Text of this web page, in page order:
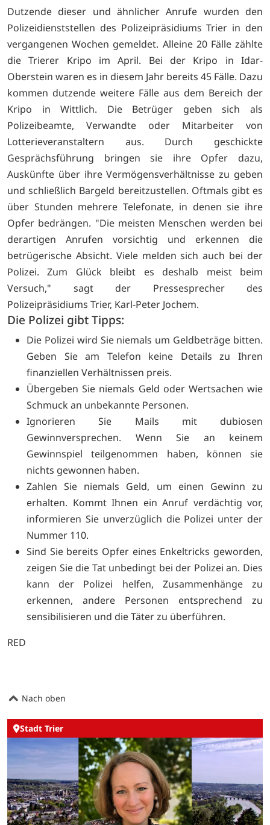
Dutzende dieser und ähnlicher Anrufe wurden den
Polizeidienststellen des Polizeipräsidiums Trier in den
vergangenen Wochen gemeldet. Alleine 20 Fälle zählte
die Trierer Kripo im April. Bei der Kripo in Idar-
Oberstein waren es in diesem Jahr bereits 45 Fälle. Dazu
kommen dutzende weitere Fälle aus dem Bereich der
Kripo in Wittlich. Die Betrüger geben sich als
Polizeibeamte, Verwandte oder Mitarbeiter von
Lotterieveranstaltern aus. Durch geschickte
Gesprächsführung bringen sie ihre Opfer dazu,
Auskünfte über ihre Vermögensverhältnisse zu geben
und schließlich Bargeld bereitzustellen. Oftmals gibt es
über Stunden mehrere Telefonate, in denen sie ihre
Opfer bedrängen. "Die meisten Menschen werden bei
derartigen Anrufen vorsichtig und erkennen die
betrügerische Absicht. Viele melden sich auch bei der
Polizei. Zum Glück bleibt es deshalb meist beim
Versuch," sagt der Pressesprecher des
Polizeipräsidiums Trier, Karl-Peter Jochem.
Die Polizei gibt Tipps:
Die Polizei wird Sie niemals um Geldbeträge bitten.
Geben Sie am Telefon keine Details zu Ihren
finanziellen Verhältnissen preis.
Übergeben Sie niemals Geld oder Wertsachen wie
Schmuck an unbekannte Personen.
Ignorieren Sie Mails mit dubiosen
Gewinnversprechen. Wenn Sie an keinem
Gewinnspiel teilgenommen haben, können sie
nichts gewonnen haben.
Zahlen Sie niemals Geld, um einen Gewinn zu
erhalten. Kommt Ihnen ein Anruf verdächtig vor,
informieren Sie unverzüglich die Polizei unter der
Nummer 110.
Sind Sie bereits Opfer eines Enkeltricks geworden,
zeigen Sie die Tat unbedingt bei der Polizei an. Dies
kann der Polizei helfen, Zusammenhänge zu
erkennen, andere Personen entsprechend zu
sensibilisieren und die Täter zu überführen.
RED
Nach oben
Stadt Trier